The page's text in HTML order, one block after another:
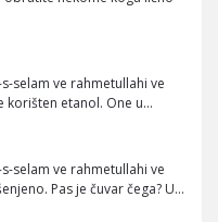
selam ve rahmetullahi ve
korišten etanol. One u…
selam ve rahmetullahi ve
Pas je čuvar čega? U…